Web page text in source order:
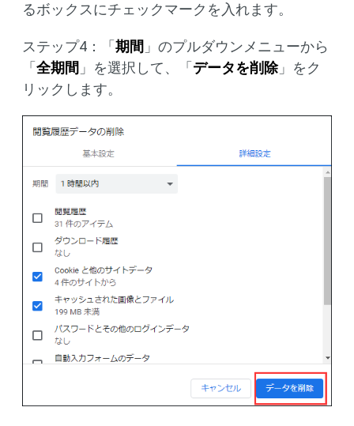
るボックスにチェックマークを入れます。
ステップ4：「 期間 」のプルダウンメニューから
「 全期間 」を選択して、「 データを削除」をク
リックします。